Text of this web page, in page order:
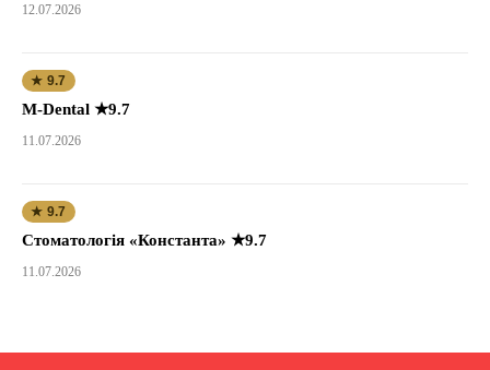
12.07.2026
★ 9.7
M-Dental ★9.7
11.07.2026
★ 9.7
Стоматологія «Константа» ★9.7
11.07.2026